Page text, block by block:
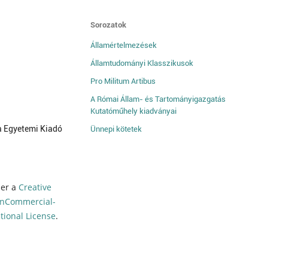
Kiadó
a Creative
License.
Sorozatok
Államértelmezések
Államtudományi Klasszikusok
Pro Militum Artibus
A Római Állam- és Tartományigazgatás
Kutatóműhely kiadványai
Ünnepi kötetek